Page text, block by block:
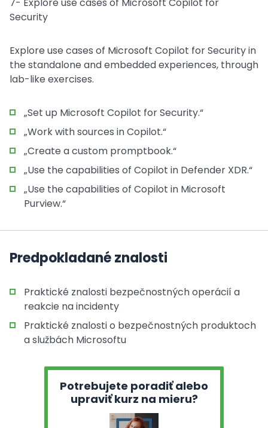
Security
Explore use cases of Microsoft Copilot for Security in
the standalone and embedded experiences, through
lab-like exercises.
„Set up Microsoft Copilot for Security.“
„Work with sources in Copilot.“
„Create a custom promptbook.“
„Use the capabilities of Copilot in Defender XDR.“
„Use the capabilities of Copilot in Microsoft
Purview.“
Predpokladané znalosti
Praktické znalosti bezpečnostných operácií a
reakcie na incidenty
Praktické znalosti o bezpečnostných produktoch
a službách Microsoftu
Potrebujete poradiť alebo
upraviť kurz na mieru?